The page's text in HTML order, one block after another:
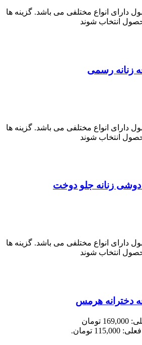
دارای انواع مختلفی می باشد. گزینه ها
انتخاب شوند
دارای انواع مختلفی می باشد. گزینه ها
انتخاب شوند
دارای انواع مختلفی می باشد. گزینه ها
انتخاب شوند
قیمت اصلی: 169,000 تومان
تومان.